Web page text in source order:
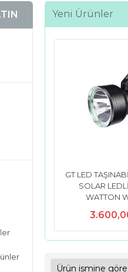
Yeni Ürünler
GT LED
SOLAR
WATTON